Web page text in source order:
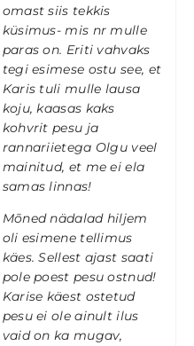
omast siis tekkis
küsimus- mis nr mulle
paras on. Eriti vahvaks
tegi esimese ostu see, et
Karis tuli mulle lausa
koju, kaasas kaks
kohvrit pesu ja
rannariietega Olgu veel
mainitud, et me ei ela
samas linnas!
Mõned nädalad hiljem
oli esimene tellimus
käes. Sellest ajast saati
pole poest pesu ostnud!
Karise käest ostetud
pesu ei ole ainult ilus
vaid on ka mugav,